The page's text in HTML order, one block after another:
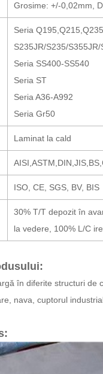
Grosime: +/-0,02mm,
Seria
S235JR/S235/
Seria SS400-SS540
Seria ST
Seria A36-A992
Seria Gr50
Laminat la cald
ISO, CE, SGS, BV, BIS
30% T/T depozit în
la vedere, 100% L/C
în diferite structuri de
nava, cuptorul